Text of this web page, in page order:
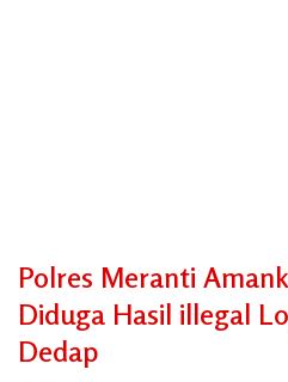
Polres Meranti
Diduga Hasil illegal
Dedap